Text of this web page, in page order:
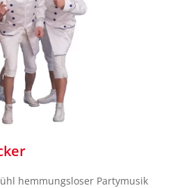
hemmungsloser Partymusik